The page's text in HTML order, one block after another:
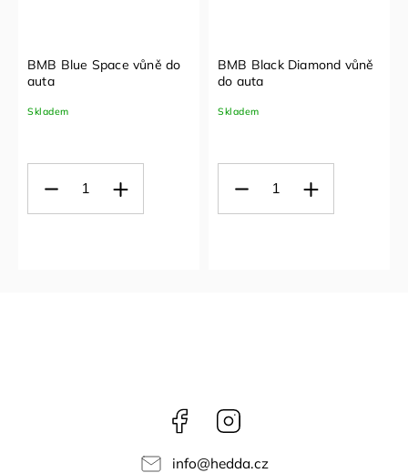
BMB Blue Space vůně do
auta
Skladem
BMB Black Diamond vůně
do auta
Skladem
Facebook
info@hedda.cz